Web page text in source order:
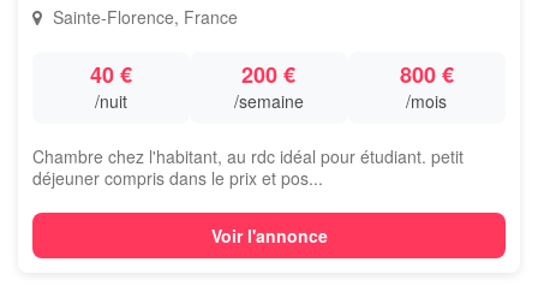
Sainte-Florence, France
40 €
/nuit
200 €
/semaine
800 €
/mois
Chambre chez l'habitant, au rdc idéal pour étudiant. petit
déjeuner compris dans le prix et pos...
Voir l'annonce